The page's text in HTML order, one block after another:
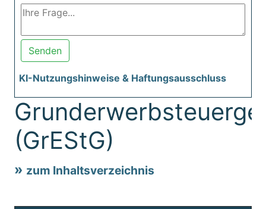
Senden
KI-Nutzungshinweise & Haftungsausschluss
(GrEStG)
zum Inhaltsverzeichnis